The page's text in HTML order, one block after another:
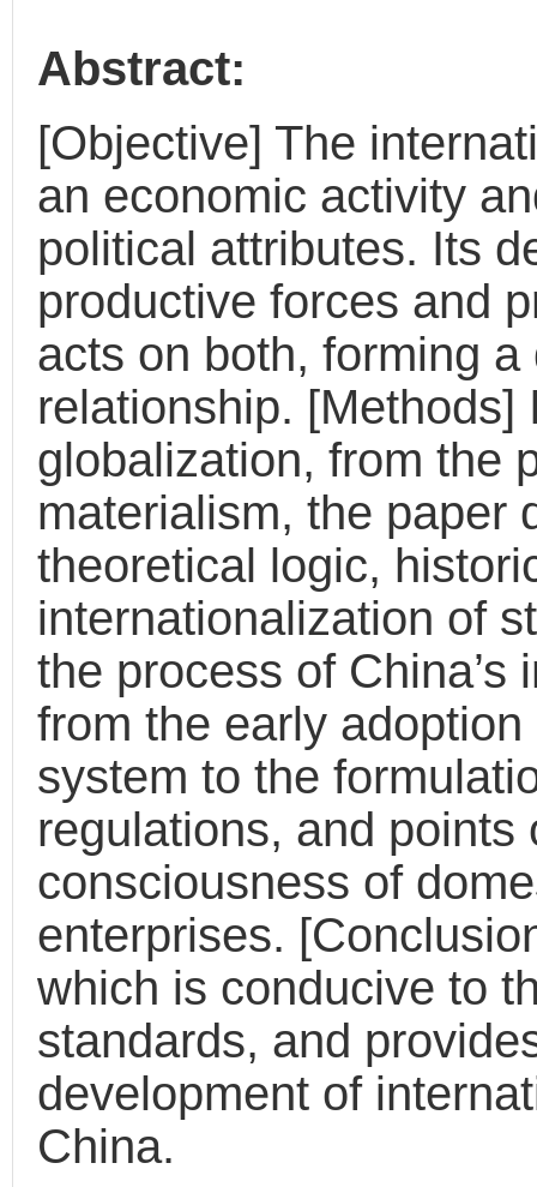
Abstract:
[Objective] The
an economic activity
political attributes. Its
productive forces and
acts on both, forming
relationship.
globalization, from the
materialism, the paper
theoretical logic,
internationalization of
the process of
from the early
system to the
regulations, and
consciousness of
enterprises.
which is conducive to
standards, and
development of
China.